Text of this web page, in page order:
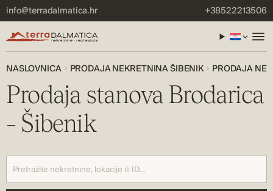
info@terradalmatica.hr +38522213506
NASLOVNICA PRODAJA NEKRETNINA ŠIBENIK PRODAJA
Prodaja stanova Brodarica
– Šibenik